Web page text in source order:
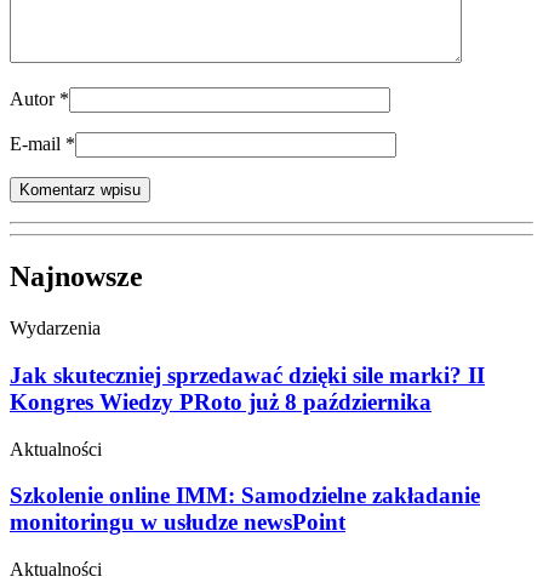
Autor *
E-mail *
Najnowsze
Wydarzenia
Jak skuteczniej sprzedawać dzięki sile marki? II
Kongres Wiedzy PRoto już 8 października
Aktualności
Szkolenie online IMM: Samodzielne zakładanie
monitoringu w usłudze newsPoint
Aktualności